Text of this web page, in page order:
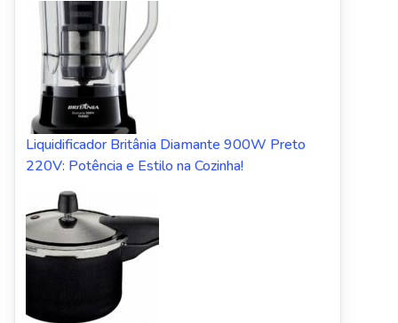
Liquidificador Britânia Diamante 900W Preto
220V: Potência e Estilo na Cozinha!